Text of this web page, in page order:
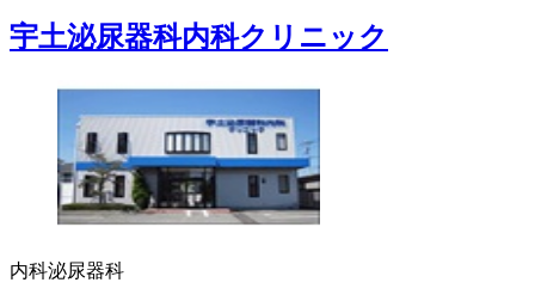
宇土泌尿器科内科クリニック
内科泌尿器科